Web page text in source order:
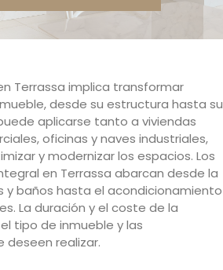
Terrassa implica transformar
desde su estructura hasta su
aplicarse tanto a viviendas
oficinas y naves industriales,
y modernizar los espacios. Los
en Terrassa abarcan desde la
y baños hasta el acondicionamiento
La duración y el coste de la
tipo de inmueble y las
deseen realizar.